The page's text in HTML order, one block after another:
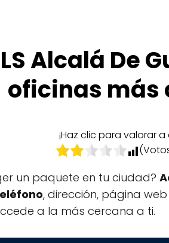
Alcalá De
oficinas más
¡Haz clic para valorar
un paquete en tu ciudad?
, dirección, página
a la más cercana a ti.